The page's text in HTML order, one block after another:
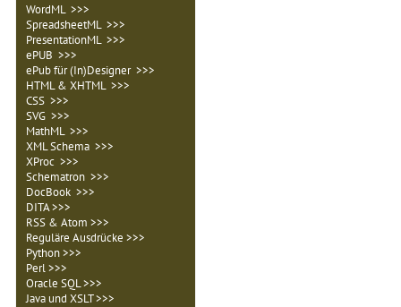
WordML >>>
SpreadsheetML >>>
PresentationML >>>
ePUB >>>
ePub für (In)Designer >>>
HTML & XHTML >>>
CSS >>>
SVG >>>
MathML >>>
XML Schema >>>
XProc >>>
Schematron >>>
DocBook >>>
DITA >>>
RSS & Atom >>>
Reguläre Ausdrücke >>>
Python >>>
Perl >>>
Oracle SQL >>>
Java und XSLT >>>